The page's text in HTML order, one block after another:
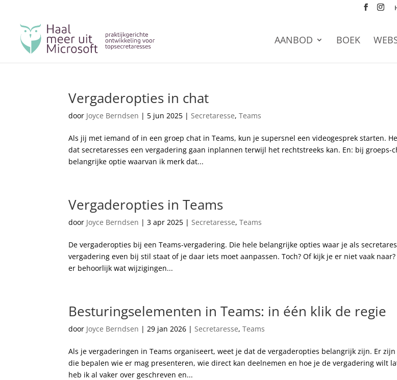
AANBOD BOEK
Vergaderopties in chat
door Joyce Berndsen | 5 jun 2025 |Secretaresse,Teams
Als jij met iemand of in een groep chat in Teams, kun je supersnel een videogesprek starten.
dat secretaresses een vergadering gaan inplannen terwijl het rechtstreeks kan. En: bij groeps-
belangrijke optie waarvan ik merk dat...
Vergaderopties in Teams
door Joyce Berndsen |3 apr 2025 |Secretaresse,Teams
De vergaderopties bij een Teams-vergadering. Die hele belangrijke opties waar je als
vergadering even bij stil staat of je daar iets moet aanpassen. Toch? Of kijk je er niet vaak
er behoorlijk wat wijzigingen...
Besturingselementen in Teams: in één klik de regie
door Joyce Berndsen |29 jan 2026 |Secretaresse,Teams
Als je vergaderingen in Teams organiseert, weet je dat de vergaderopties belangrijk zijn. Er
die bepalen wie er mag presenteren, wie direct kan deelnemen en hoe je de vergadering wilt
heb ik al vaker over geschreven en...